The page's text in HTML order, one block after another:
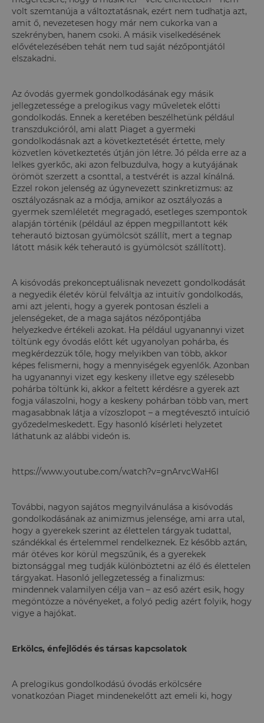
volt szemtanúja a változtatásnak, ezért nem tudhatja azt,
amit ő, nevezetesen hogy már nem cukorka van a
szekrényben, hanem csoki. A másik viselkedésének
elővételezésében tehát nem tud saját nézőpontjától
elszakadni.
Az óvodás gyermek gondolkodásának egy másik
jellegzetessége a prelogikus vagy műveletek előtti
gondolkodás. Ennek a keretében beszélhetünk például
transzdukcióról, ami alatt Piaget a gyermeki
gondolkodásnak azt a következtetését értette, mely
közvetlen következtetés útján jön létre. Jó példa erre az a
lelkes gyerkőc, aki azon felbuzdulva, hogy a kutyájának
örömöt szerzett a csonttal, a testvérét is azzal kínálná.
Ezzel rokon jelenség az úgynevezett szinkretizmus: az
osztályozásnak az a módja, amikor az osztályozás a
gyermek szemléletét megragadó, esetleges szempontok
alapján történik (például az éppen megpillantott kék
teherautó biztosan gyümölcsöt szállít, mert a tegnap
látott másik kék teherautó is gyümölcsöt szállított).
A kisóvodás prekonceptuálisnak nevezett gondolkodását
a negyedik életév körül felváltja az intuitív gondolkodás,
ami azt jelenti, hogy a gyerek pontosan észleli a
jelenségeket, de a maga sajátos nézőpontjába
helyezkedve értékeli azokat. Ha például ugyanannyi vizet
töltünk egy óvodás előtt két ugyanolyan pohárba, és
megkérdezzük tőle, hogy melyikben van több, akkor
képes felismerni, hogy a mennyiségek egyenlők. Azonban
ha ugyanannyi vizet egy keskeny illetve egy szélesebb
pohárba töltünk ki, akkor a feltett kérdésre a gyerek azt
fogja válaszolni, hogy a keskeny pohárban több van, mert
magasabbnak látja a vízoszlopot – a megtévesztő intuíció
győzedelmeskedett. Egy hasonló kísérleti helyzetet
láthatunk az alábbi videón is.
https://www.youtube.com/watch?v=gnArvcWaH6I
További, nagyon sajátos megnyilvánulása a kisóvodás
gondolkodásának az animizmus jelensége, ami arra utal,
hogy a gyerekek szerint az élettelen tárgyak tudattal,
szándékkal és értelemmel rendelkeznek. Ez később aztán,
már ötéves kor körül megszűnik, és a gyerekek
biztonsággal meg tudják különböztetni az élő és élettelen
tárgyakat. Hasonló jellegzetesség a finalizmus:
mindennek valamilyen célja van – az eső azért esik, hogy
megöntözze a növényeket, a folyó pedig azért folyik, hogy
vigye a hajókat.
Erkölcs, énfejlődés és társas kapcsolatok
A prelogikus gondolkodású óvodás erkölcsére
vonatkozóan Piaget mindenekelőtt azt emeli ki, hogy